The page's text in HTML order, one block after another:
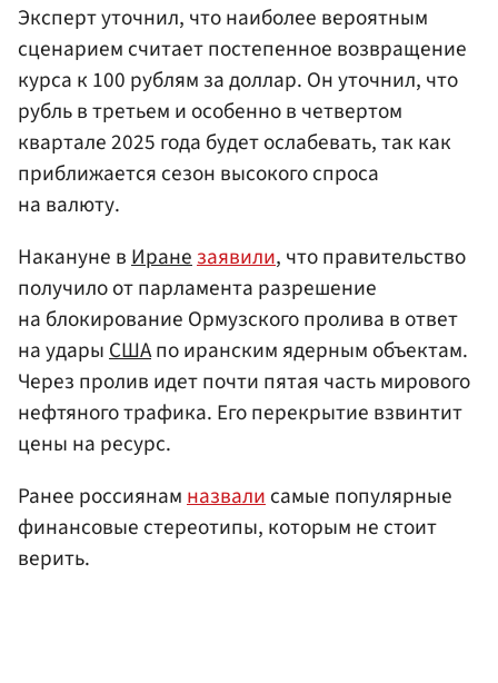
Эксперт уточнил, что наиболее вероятным
сценарием считает постепенное возвращение
курса к 100 рублям за доллар. Он уточнил, что
рубль в третьем и особенно в четвертом
квартале 2025 года будет ослабевать, так как
приближается сезон высокого спроса
на валюту.
Накануне вИранезаявили, что правительство
получило от парламента разрешение
на блокирование Ормузского пролива в ответ
на ударыСШАпо иранским ядерным объектам.
Через пролив идет почти пятая часть мирового
нефтяного трафика. Его перекрытие взвинтит
цены на ресурс.
Ранее россиянамназвалисамые популярные
финансовые стереотипы, которым не стоит
верить.